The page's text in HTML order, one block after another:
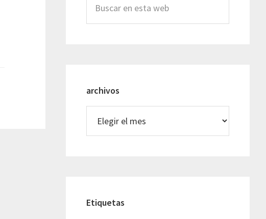
esta
archivos
Etiquetas